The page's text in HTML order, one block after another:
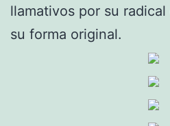
llamativos por su
su forma original.